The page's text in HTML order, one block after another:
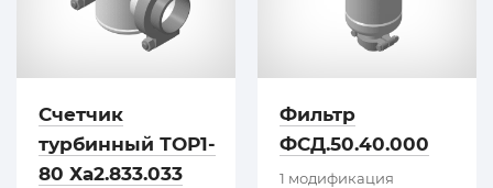
Счетчик
турбинный ТОР1-
80 Ха2.833.033
Фильтр
ФСД.50.40.000
1 модификация